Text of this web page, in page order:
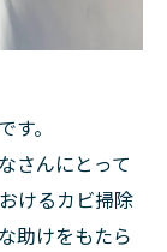
。
さんにとって
けるカビ掃除
助けをもたら